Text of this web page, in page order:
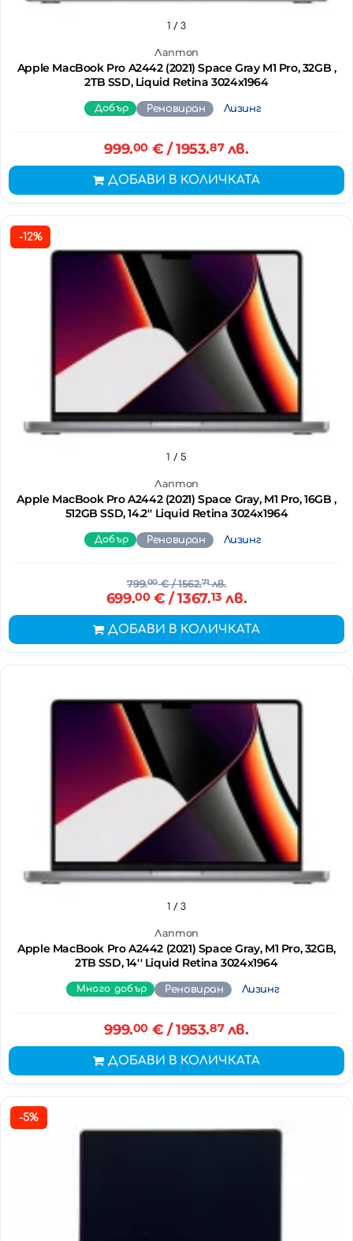
Лаптоп
Apple MacBook Pro A2442 (2021) Space Gray M1 Pro, 32GB ,
2TB SSD, Liquid Retina 3024x1964
1 / 3
Добър Реновиран Лизинг
999.00€ / 1953.87лв.
ДОБАВИ В КОЛИЧКАТА
-12%
Лаптоп
Apple MacBook Pro A2442 (2021) Space Gray, M1 Pro, 16GB ,
512GB SSD, 14.2'' Liquid Retina 3024x1964
1 / 5
Добър Реновиран Лизинг
799.00€/ 1562.71лв.
699.00€ / 1367.13 лв.
ДОБАВИ В КОЛИЧКАТА
Лаптоп
Apple MacBook Pro A2442 (2021) Space Gray, M1 Pro, 32GB,
2TB SSD, 14'' Liquid Retina 3024x1964
1 / 3
Много добър Реновиран Лизинг
999.00€ / 1953.87лв.
ДОБАВИ В КОЛИЧКАТА
-5%